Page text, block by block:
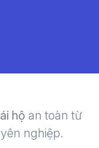
-
hộ an toàn từ
nghiệp.